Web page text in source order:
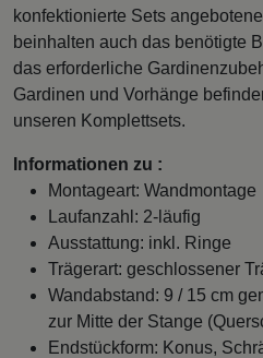
konfektionierte Sets
beinhalten auch das benötigte
das erforderliche
Gardinen und Vorhänge
unseren Komplettsets.
Informationen zu :
Montageart: Wandmontage
Laufanzahl: 2-läufig
Ausstattung: inkl. Ringe
Trägerart: geschlossener
Wandabstand: 9 / 15 cm
zur Mitte der Stange
Endstückform: Konus,